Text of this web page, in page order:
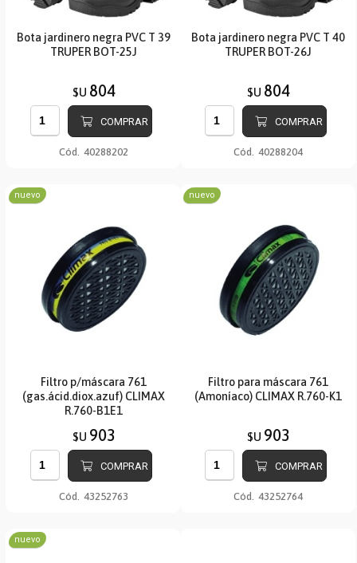
Bota jardinero negra PVC T 39
TRUPER BOT-25J
$U 804
COMPRAR
Cód. 40288202
Bota jardinero negra PVC T 40
TRUPER BOT-26J
$U 804
COMPRAR
Cód. 40288204
nuevo
Filtro p/máscara 761
(gas.ácid.diox.azuf) CLIMAX
R.760-B1E1
$U 903
COMPRAR
Cód. 43252763
nuevo
Filtro para máscara 761
(Amoníaco) CLIMAX R.760-K1
$U 903
COMPRAR
Cód. 43252764
nuevo